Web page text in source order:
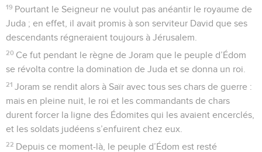
19 Pourtant le Seigneur ne voulut pas anéantir le royaume de
Juda ; en effet, il avait promis à son serviteur David que ses
descendants régneraient toujours à Jérusalem.
20 Ce fut pendant le règne de Joram que le peuple d’Édom
se révolta contre la domination de Juda et se donna un roi.
21 Joram se rendit alors à Saïr avec tous ses chars de guerre :
mais en pleine nuit, le roi et les commandants de chars
durent forcer la ligne des Édomites qui les avaient encerclés,
et les soldats judéens s’enfuirent chez eux.
22 Depuis ce moment-là, le peuple d’Édom est resté